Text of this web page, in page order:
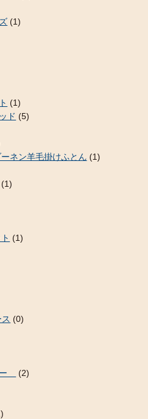
(1)
(1)
ド (5)
ネン羊毛掛けふとん (1)
(1)
(1)
(0)
ー
(2)